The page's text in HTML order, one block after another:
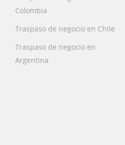
Colombia
Traspaso de negocio en Chile
Traspaso de negocio en
Argentina